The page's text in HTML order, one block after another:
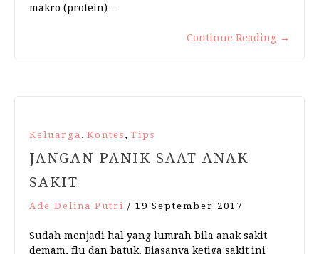
makro (protein)…
Continue Reading →
Keluarga , Kontes , Tips
JANGAN PANIK SAAT ANAK
SAKIT
Ade Delina Putri / 19 September 2017
Sudah menjadi hal yang lumrah bila anak sakit
demam, flu dan batuk. Biasanya ketiga sakit ini